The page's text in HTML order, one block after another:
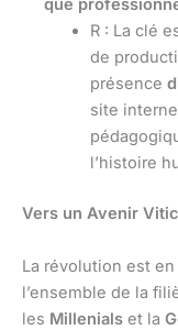
que
R : La clé
de
présence
site
l’histoire
Vers un Avenir
La révolution est
l’ensemble de la
les Millenials et la